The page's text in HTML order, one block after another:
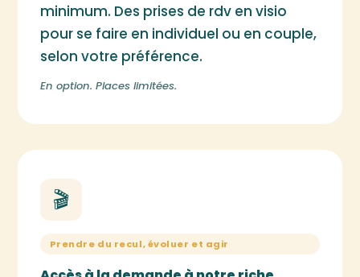
minimum. Des prises de rdv en visio
pour se faire en individuel ou en couple,
selon votre préférence.
En option. Places limitées.
🎬
Prendre du recul, évoluer et agir